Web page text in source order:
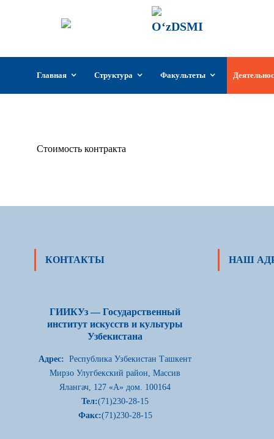
содержимому
Главная Структура Факультеты
Стоимость контракта
КОНТАКТЫ
ГИИКУз — Государственный
институт искусств и культуры
Узбекистана
Адрес: Республика Узбекистан Ташкент
Мирзо Улугбекский район, Массив
Ялангач, 127 «А» дом. 100164
Тел:(71)230-28-15
Факс:(71)230-28-15
НАШ